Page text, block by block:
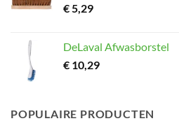
€ 5,29
DeLaval Afwasborstel
€ 10,29
POPULAIRE PRODUCTEN